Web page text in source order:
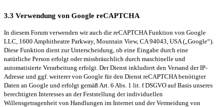
3.3 Verwendung von Google reCAPTCHA
In diesem Forum verwenden wir auch die reCAPTCHA Funktion von Google
LLC, 1600 Amphitheatre Parkway, Mountain View, CA 94043, USA („Google“).
Diese Funktion dient zur Unterscheidung, ob eine Eingabe durch eine
natürliche Person erfolgt oder missbräuchlich durch maschinelle und
automatisierte Verarbeitung erfolgt. Der Dienst inkludiert den Versand der IP-
Adresse und ggf. weiterer von Google für den Dienst reCAPTCHA benötigter
Daten an Google und erfolgt gemäß Art. 6 Abs. 1 lit. f DSGVO auf Basis unseres
berechtigten Interesses an der Feststellung der individuellen
Willensgetragenheit von Handlungen im Internet und der Vermeidung von